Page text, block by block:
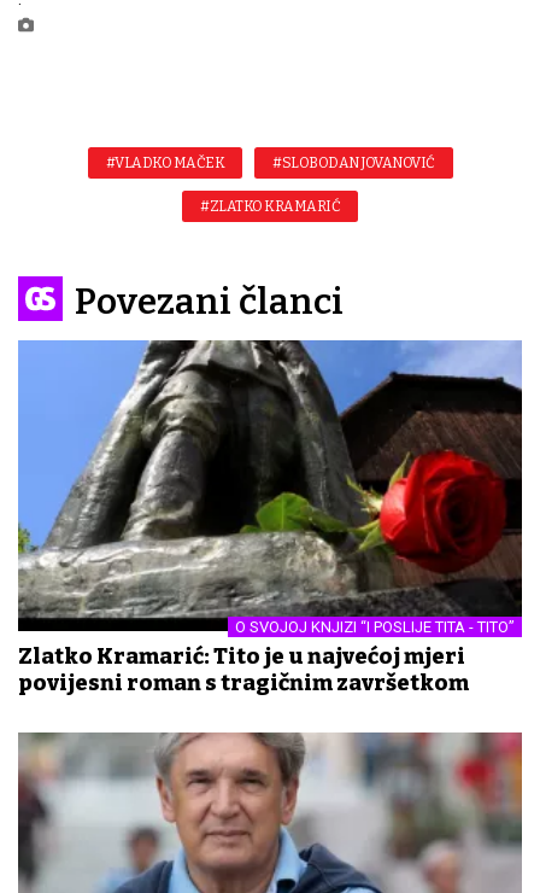
#VLADKO MAČEK #SLOBODAN JOVANOVIĆ
#ZLATKO KRAMARIĆ
Povezani članci
O SVOJOJ KNJIZI “I POSLIJE TITA - TITO”
Zlatko Kramarić: Tito je u najvećoj mjeri
povijesni roman s tragičnim završetkom